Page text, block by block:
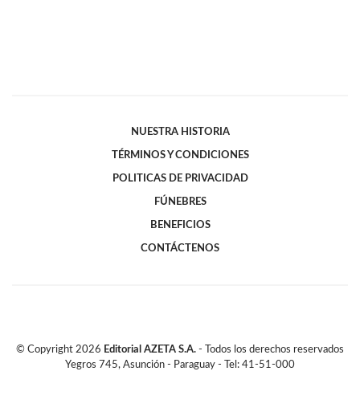
NUESTRA HISTORIA
TÉRMINOS Y CONDICIONES
POLITICAS DE PRIVACIDAD
FÚNEBRES
BENEFICIOS
CONTÁCTENOS
© Copyright 2026 Editorial AZETA S.A. - Todos los derechos reservados
Yegros 745, Asunción - Paraguay - Tel: 41-51-000